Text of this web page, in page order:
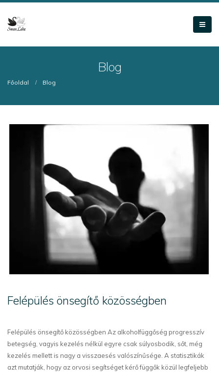
Blog
Főoldal Blog
Felépülés önsegítő közösségben
Felépülés önsegítő közösségben Az alkoholfüggőség progresszív
betegség, vagyis kezelés nélkül egyre csak súlyosbodik, sőt, még
kezelés mellett is nagy a visszaesés valószínűsége. A statisztikák
azt mutatják, hogy az orvosi segítséget kérő függők közül legfeljebb